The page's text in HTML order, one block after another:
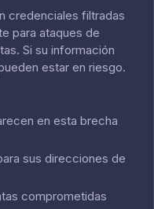
credenciales filtradas
para ataques de
Si su información
estar en riesgo.
en esta brecha
sus direcciones de
comprometidas